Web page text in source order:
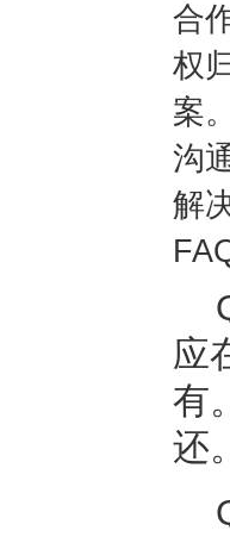
合
权
案
沟
解
应
有
还